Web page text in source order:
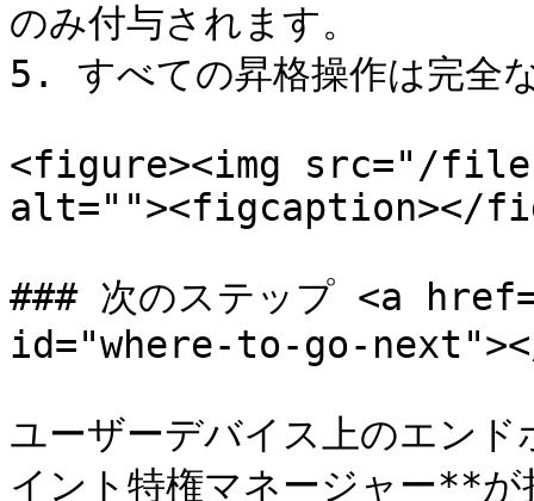
のみ付与されます。
5. すべての昇格操作は完全
<figure><img src="/files/
alt=""><figcaption></
### 次のステップ <a
id="where-to-go-
ユーザーデバイス上のエン
イント特権マネージャー**が